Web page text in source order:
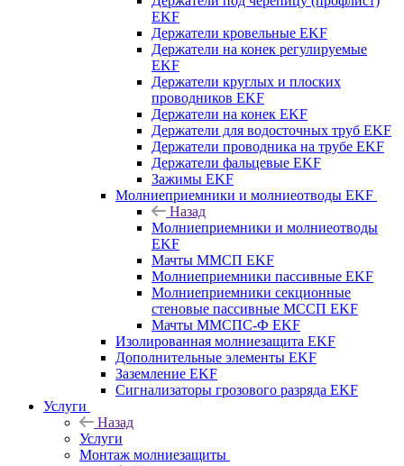
EKF
Держатели кровельные EKF
Держатели на конек регулируемые
EKF
Держатели круглых и плоских
проводников EKF
Держатели на конек EKF
Держатели для водосточных труб EKF
Держатели проводника на трубе EKF
Держатели фальцевые EKF
Зажимы EKF
Молниеприемники и молниеотводы EKF
Назад
Молниеприемники и молниеотводы
EKF
Мачты ММСП EKF
Молниеприемники пассивные EKF
Молниеприемники секционные
стеновые пассивные МССП EKF
Мачты ММСПС-Ф EKF
Изолированная молниезащита EKF
Дополнительные элементы EKF
Заземление EKF
Сигнализаторы грозового разряда EKF
Услуги
Назад
Услуги
Монтаж молниезащиты